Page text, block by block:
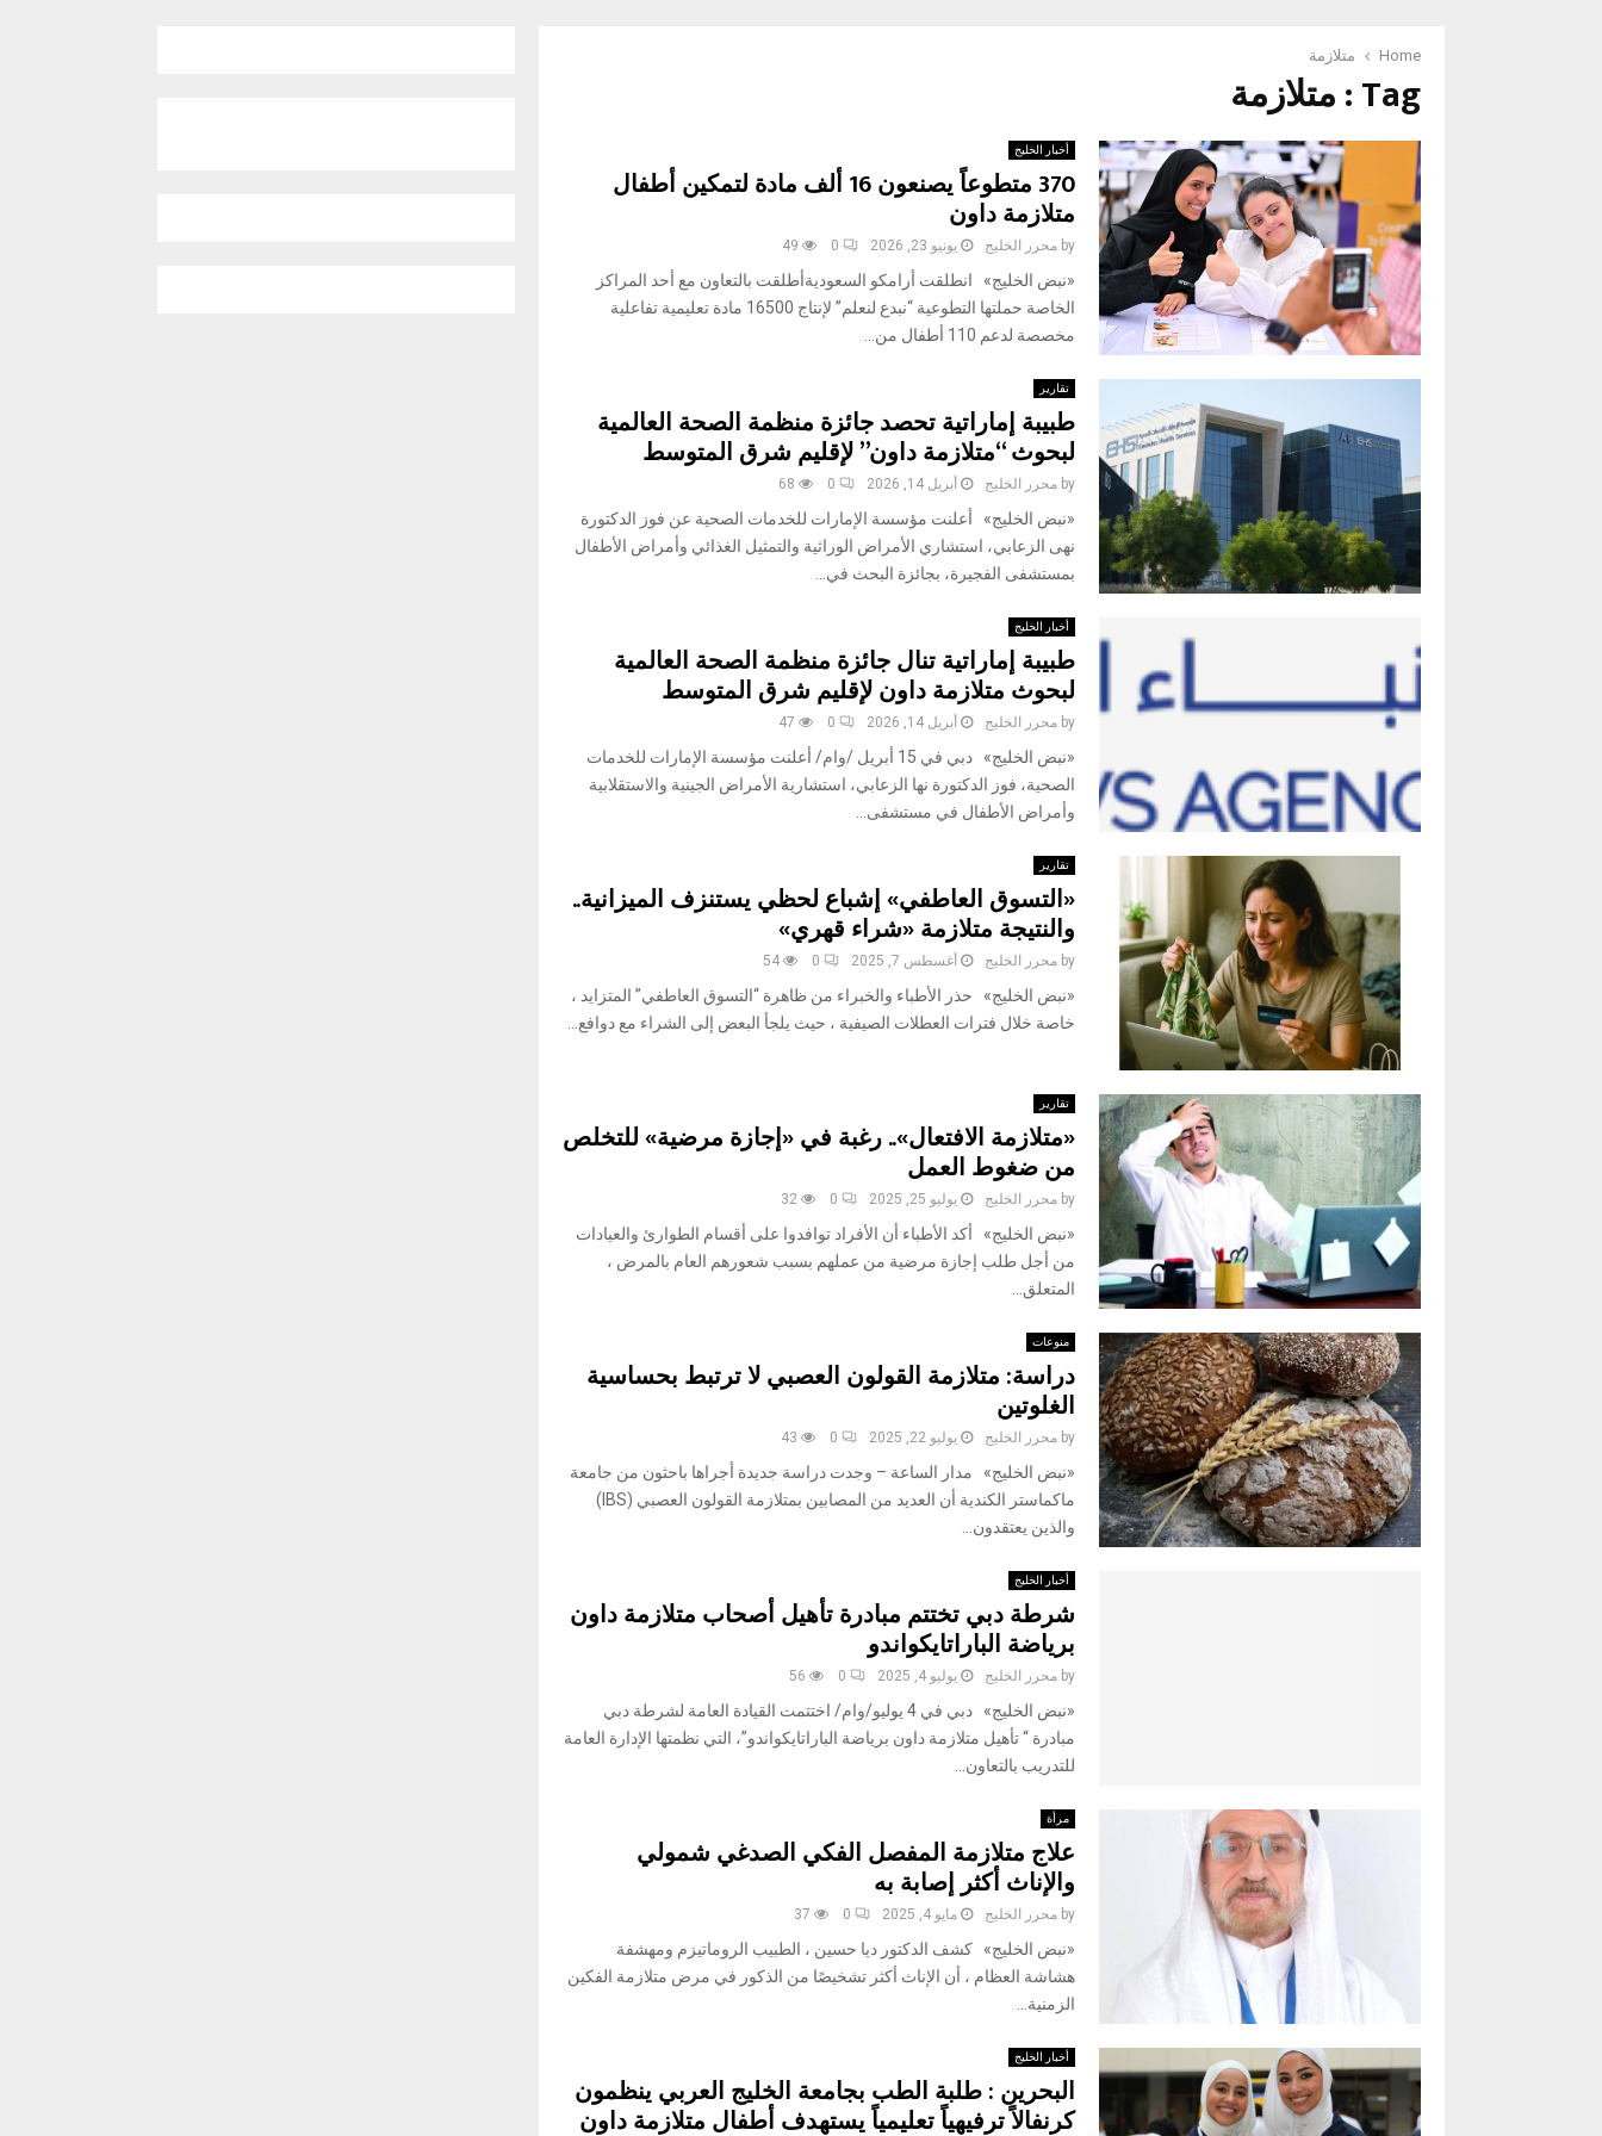
Home متلازمة
Tag : متلازمة
أخبار الخليج
370 متطوعاً يصنعون 16 ألف مادة لتمكين أطفال
متلازمة داون
by محرر الخليج يونيو 23, 2026 0
49
«نبض الخليج» انطلقت أرامكو السعوديةأطلقت بالتعاون مع أحد المراكز
الخاصة حملتها التطوعية “نبدع لنعلم” لإنتاج 16500 مادة تعليمية تفاعلية
مخصصة لدعم 110 أطفال من...
تقارير
طبيبة إماراتية تحصد جائزة منظمة الصحة العالمية
لبحوث “متلازمة داون” لإقليم شرق المتوسط
by محرر الخليج أبريل 14, 2026 0
68
«نبض الخليج» أعلنت مؤسسة الإمارات للخدمات الصحية عن فوز الدكتورة
نهى الزعابي، استشاري الأمراض الوراثية والتمثيل الغذائي وأمراض الأطفال
بمستشفى الفجيرة، بجائزة البحث في...
أخبار الخليج
طبيبة إماراتية تنال جائزة منظمة الصحة العالمية
لبحوث متلازمة داون لإقليم شرق المتوسط
by محرر الخليج أبريل 14, 2026 0
47
«نبض الخليج» دبي في 15 أبريل /وام/ أعلنت مؤسسة الإمارات للخدمات
الصحية، فوز الدكتورة نها الزعابي، استشارية الأمراض الجينية والاستقلابية
وأمراض الأطفال في مستشفى...
تقارير
«التسوق العاطفي» إشباع لحظي يستنزف الميزانية..
والنتيجة متلازمة «شراء قهري»
by محرر الخليج أغسطس 7, 2025 0
54
«نبض الخليج» حذر الأطباء والخبراء من ظاهرة “التسوق العاطفي” المتزايد ،
خاصة خلال فترات العطلات الصيفية ، حيث يلجأ البعض إلى الشراء مع دوافع...
تقارير
«متلازمة الافتعال».. رغبة في «إجازة مرضية» للتخلص
من ضغوط العمل
by محرر الخليج يوليو 25, 2025 0
32
«نبض الخليج» أكد الأطباء أن الأفراد توافدوا على أقسام الطوارئ والعيادات
من أجل طلب إجازة مرضية من عملهم بسبب شعورهم العام بالمرض ،
المتعلق...
منوعات
دراسة: متلازمة القولون العصبي لا ترتبط بحساسية
الغلوتين
by محرر الخليج يوليو 22, 2025 0
43
«نبض الخليج» مدار الساعة – وجدت دراسة جديدة أجراها باحثون من جامعة
ماكماستر الكندية أن العديد من المصابين بمتلازمة القولون العصبي (IBS)
والذين يعتقدون...
أخبار الخليج
شرطة دبي تختتم مبادرة تأهيل أصحاب متلازمة داون
برياضة الباراتايكواندو
by محرر الخليج يوليو 4, 2025 0
56
«نبض الخليج» دبي في 4 يوليو/وام/ اختتمت القيادة العامة لشرطة دبي
مبادرة “ تأهيل متلازمة داون برياضة الباراتايكواندو”، التي نظمتها الإدارة العامة
للتدريب بالتعاون...
مرأة
علاج متلازمة المفصل الفكي الصدغي شمولي
والإناث أكثر إصابة به
by محرر الخليج مايو 4, 2025 0
37
«نبض الخليج» كشف الدكتور ديا حسين ، الطبيب الروماتيزم ومهشفة
هشاشة العظام ، أن الإناث أكثر تشخيصًا من الذكور في مرض متلازمة الفكين
الزمنية...
أخبار الخليج
البحرين : طلبة الطب بجامعة الخليج العربي ينظمون
كرنفالاً ترفيهياً تعليمياً يستهدف أطفال متلازمة داون